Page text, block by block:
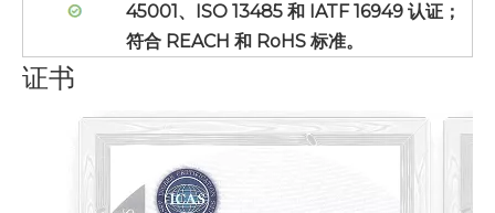
45001、ISO 13485 和 IATF 16949 认证；
符合 REACH 和 RoHS 标准。
证书